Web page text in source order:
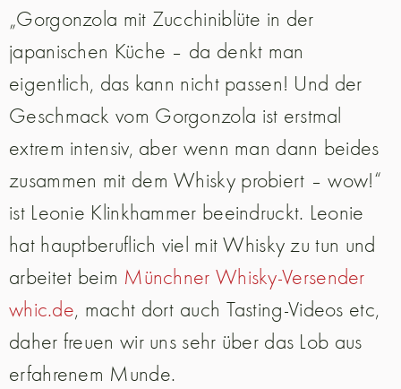
„Gorgonzola mit Zucchiniblüte in der
japanischen Küche – da denkt man
eigentlich, das kann nicht passen! Und der
Geschmack vom Gorgonzola ist erstmal
extrem intensiv, aber wenn man dann beides
zusammen mit dem Whisky probiert – wow!“
ist Leonie Klinkhammer beeindruckt. Leonie
hat hauptberuflich viel mit Whisky zu tun und
arbeitet beim Münchner Whisky-Versender
whic.de, macht dort auch Tasting-Videos etc,
daher freuen wir uns sehr über das Lob aus
erfahrenem Munde.